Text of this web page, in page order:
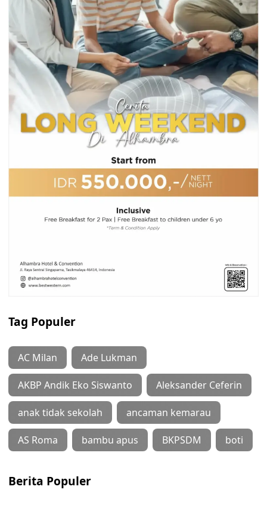
Tag Populer
AC Milan Ade Lukman
AKBP Andik Eko Siswanto Aleksander Ceferin
anak tidak sekolah ancaman kemarau
AS Roma bambu apus BKPSDM boti
Berita Populer